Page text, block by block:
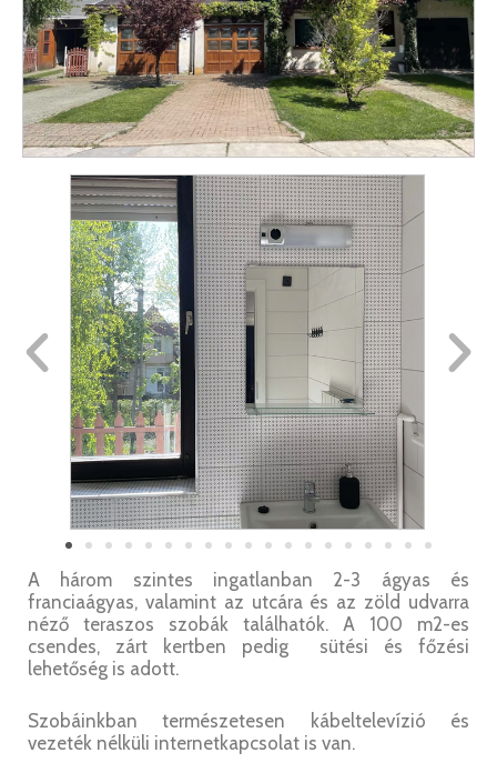
A három szintes ingatlanban 2-3 ágyas és
franciaágyas, valamint az utcára és az zöld udvarra
néző teraszos szobák találhatók. A 100 m2-es
csendes, zárt kertben pedig sütési és főzési
lehetőség is adott.
Szobáinkban természetesen kábeltelevízió és
vezeték nélküli internetkapcsolat is van.